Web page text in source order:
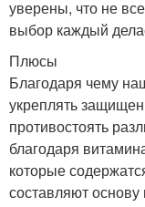
уверены, что не
выбор каждый
Плюсы
Благодаря чему
укреплять
противостоять
благодаря
которые
составляют